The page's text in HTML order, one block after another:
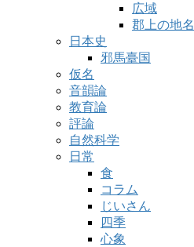
広域
郡上の地名
日本史
邪馬臺国
仮名
音韻論
教育論
評論
自然科学
日常
食
コラム
じいさん
四季
心象